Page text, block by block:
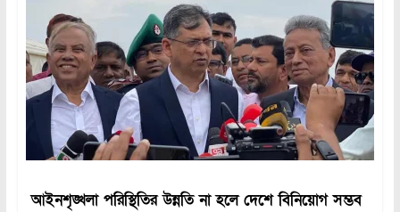
আইনশৃঙ্খলা পরিস্থিতির উন্নতি না হলে দেশে বিনিয়োগ সম্ভব